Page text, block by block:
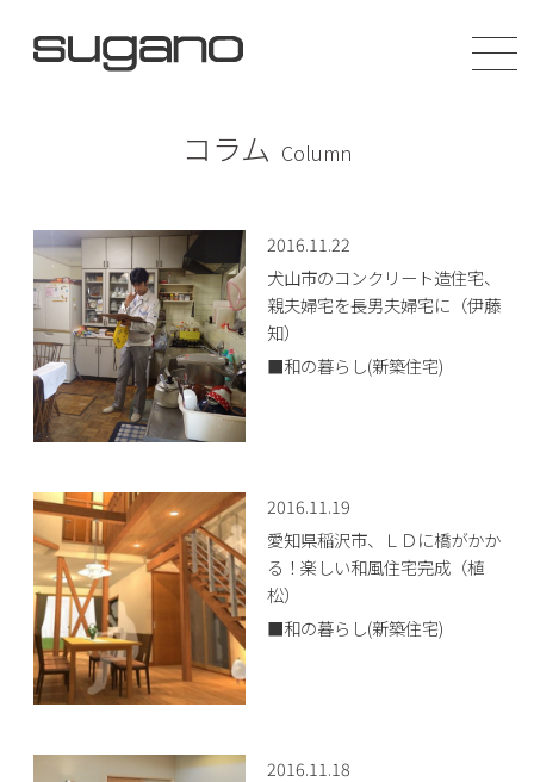
コラム Column
2016.11.22
犬山市のコンクリート造住宅、
親夫婦宅を長男夫婦宅に（伊藤
知）
■和の暮らし(新築住宅)
2016.11.19
愛知県稲沢市、ＬＤに橋がかか
る！楽しい和風住宅完成（植
松）
■和の暮らし(新築住宅)
2016.11.18